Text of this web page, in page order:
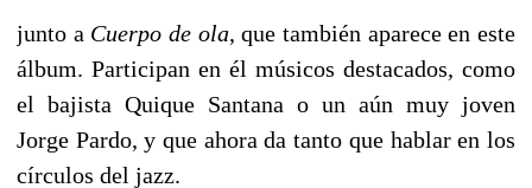
junto a Cuerpo de ola, que también aparece en este
álbum. Participan en él músicos destacados, como
el bajista Quique Santana o un aún muy joven
Jorge Pardo, y que ahora da tanto que hablar en los
círculos del jazz.